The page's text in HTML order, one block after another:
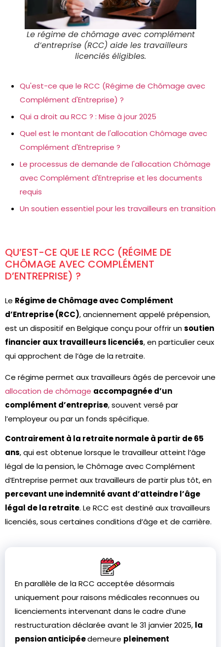
Le régime de chômage avec complément
d’entreprise (RCC) aide les travailleurs
licenciés éligibles.
Qu'est-ce que le RCC (Régime de Chômage avec
Complément d'Entreprise) ?
Qui a droit au RCC ? : Mise à jour 2025
Quel est le montant de l'allocation Chômage avec
Complément d'Entreprise ?
Le processus de demande de l'allocation Chômage
avec Complément d'Entreprise et les documents
requis
Un soutien essentiel pour les travailleurs en transition
QU’EST-CE QUE LE RCC (RÉGIME DE
CHÔMAGE AVEC COMPLÉMENT
D’ENTREPRISE) ?
Le Régime de Chômage avec Complément
d’Entreprise (RCC), anciennement appelé prépension,
est un dispositif en Belgique conçu pour offrir unsoutien
financier aux travailleurs licenciés, en particulier ceux
qui approchent de l’âge de la retraite.
Ce régime permet aux travailleurs âgés de percevoir une
allocation de chômage accompagnée d’un
complément d’entreprise, souvent versé par
l’employeur ou par un fonds spécifique.
Contrairement à la retraite normale à partir de 65
ans, qui est obtenue lorsque le travailleur atteint l’âge
légal de la pension, le Chômage avec Complément
d’Entreprise permet aux travailleurs de partir plus tôt, en
percevant une indemnité avant d’atteindre l’âge
légal de la retraite. Le RCC est destiné aux travailleurs
licenciés, sous certaines conditions d’âge et de carrière.
En parallèle de la RCC acceptée désormais
uniquement pour raisons médicales reconnues ou
licenciements intervenant dans le cadre d’une
restructuration déclarée avant le 31 janvier 2025, la
pension anticipéedemeure pleinement